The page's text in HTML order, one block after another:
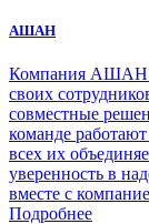
АШАН
Компания АШАН
своих
совместные
команде
всех их
уверенность в
вместе с
Подробнее